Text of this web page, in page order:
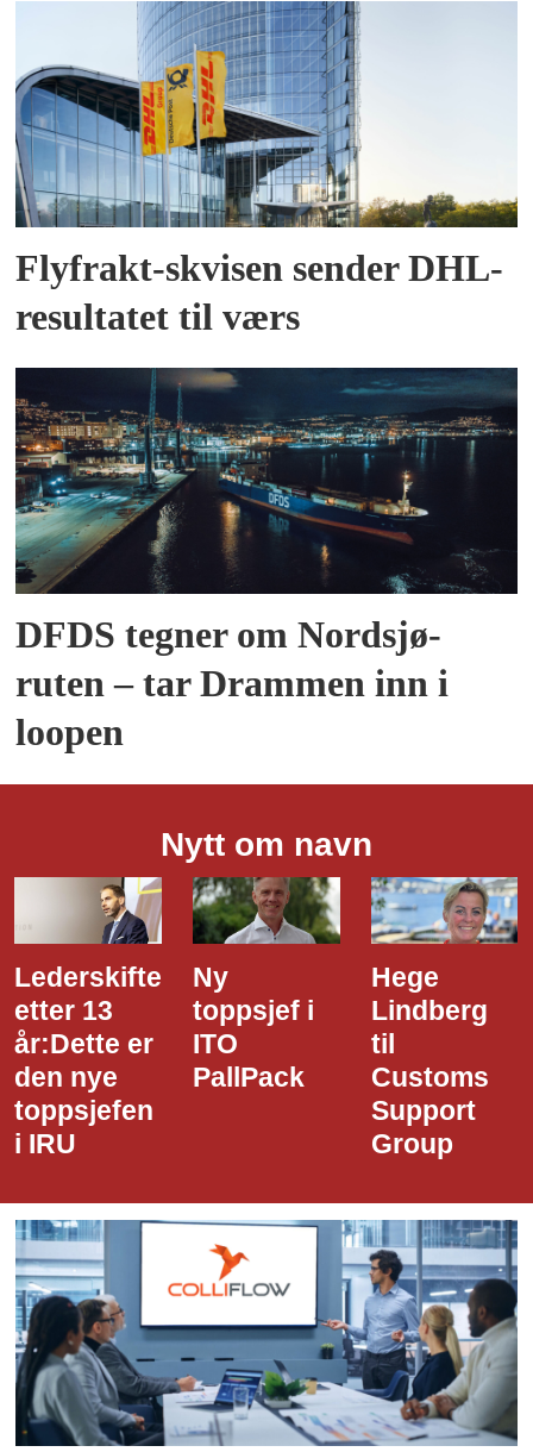
Flyfrakt-skvisen sender DHL-
resultatet til værs
DFDS tegner om Nordsjø-
ruten – tar Drammen inn i
loopen
Nytt om navn
Ny
toppsjef i
ITO
PallPack
Hege
Lindberg
til
Customs
Dette er
den nye
i Narvik
Havn